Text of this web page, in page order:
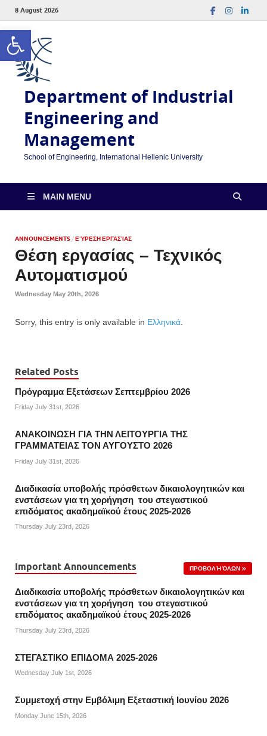
Open toolbar
8 August 2026
Department of Industrial
Engineering and
Management
School of Engineering, International Hellenic University
MAIN MENU
ANNOUNCEMENTS /ΕΎΡΕΣΗ ΕΡΓΑΣΊΑΣ
Θέση εργασίας – Τεχνικός
Αυτοματισμού
Wednesday May 20th, 2026
Sorry, this entry is only available in Ελληνικά
Related Posts
Πρόγραμμα Εξετάσεων Σεπτεμβρίου 2026
Friday July 31st, 2026
ΑΝΑΚΟΙΝΩΣΗ ΓΙΑ ΤΗΝ ΛΕΙΤΟΥΡΓΙΑ ΤΗΣ
ΓΡΑΜΜΑΤΕΙΑΣ ΤΟΝ ΑΥΓΟΥΣΤΟ 2026
Friday July 31st, 2026
Διαδικασία υποβολής πρόσθετων δικαιολογητικών και
ενστάσεων για τη χορήγηση του στεγαστικού
επιδόματος ακαδημαϊκού έτους 2025-2026
Thursday July 23rd, 2026
Important Announcements ΠΡΟΒΟΛΉ ΌΛΩΝ
Διαδικασία υποβολής πρόσθετων δικαιολογητικών και
ενστάσεων για τη χορήγηση του στεγαστικού
επιδόματος ακαδημαϊκού έτους 2025-2026
Thursday July 23rd, 2026
ΣΤΕΓΑΣΤΙΚΟ ΕΠΙΔΟΜΑ 2025-2026
Wednesday July 1st, 2026
Συμμετοχή στην Εμβόλιμη Εξεταστική Ιουνίου 2026
Monday June 15th, 2026